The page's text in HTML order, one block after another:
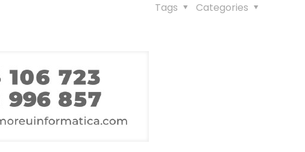
Categories
Tags